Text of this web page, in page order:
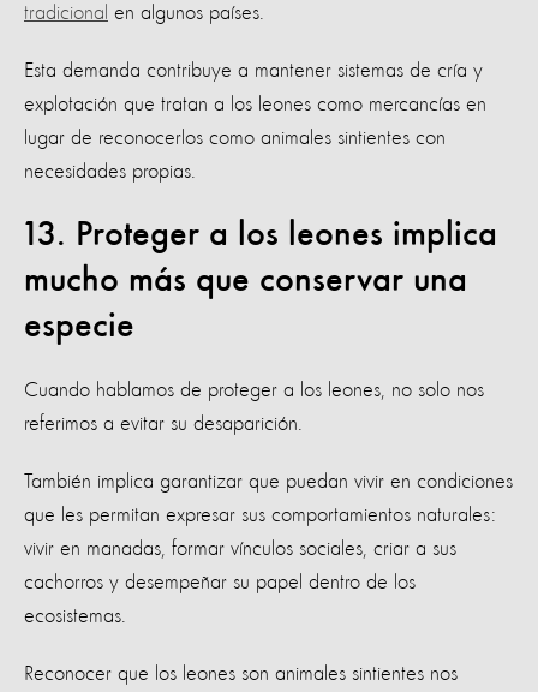
tradicional en algunos países.
Esta demanda contribuye a mantener sistemas de cría y
explotación que tratan a los leones como mercancías en
lugar de reconocerlos como animales sintientes con
necesidades propias.
13. Proteger a los leones implica
mucho más que conservar una
especie
Cuando hablamos de proteger a los leones, no solo nos
referimos a evitar su desaparición.
También implica garantizar que puedan vivir en condiciones
que les permitan expresar sus comportamientos naturales:
vivir en manadas, formar vínculos sociales, criar a sus
cachorros y desempeñar su papel dentro de los
ecosistemas.
Reconocer que los leones son animales sintientes nos